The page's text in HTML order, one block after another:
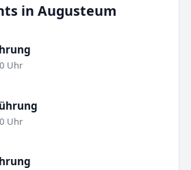
in Augusteum
Uhr
Uhr